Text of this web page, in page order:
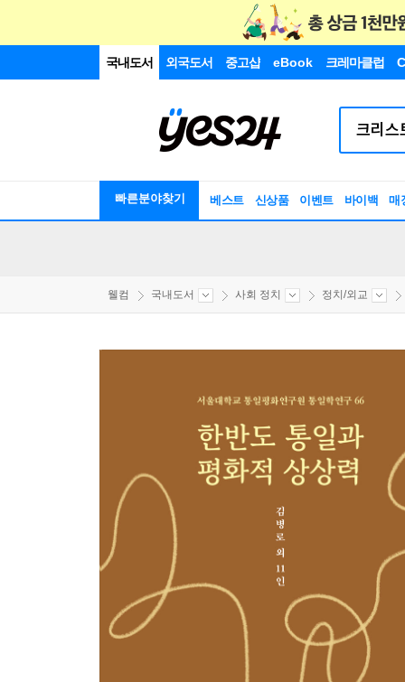
국내도서 외국도서 중고샵 eBook 크레마클럽
빠른분야찾기 베스트 신상품 이벤트 바이백 매
웰컴 국내도서 사회 정치 정치/외교